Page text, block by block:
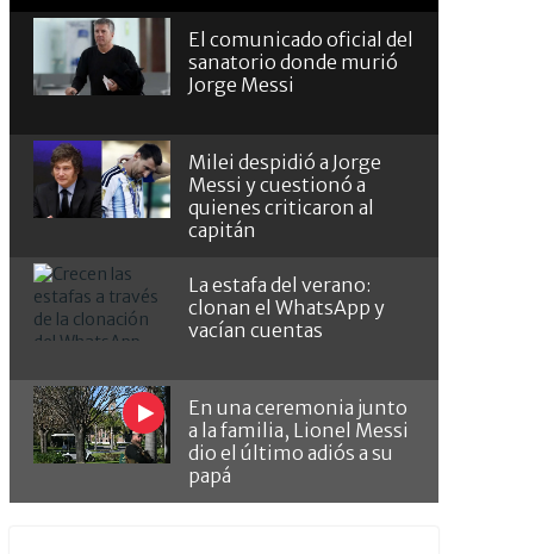
El comunicado oficial del
sanatorio donde murió
Jorge Messi
Milei despidió a Jorge
Messi y cuestionó a
quienes criticaron al
capitán
La estafa del verano:
clonan el WhatsApp y
vacían cuentas
En una ceremonia junto
a la familia, Lionel Messi
dio el último adiós a su
papá